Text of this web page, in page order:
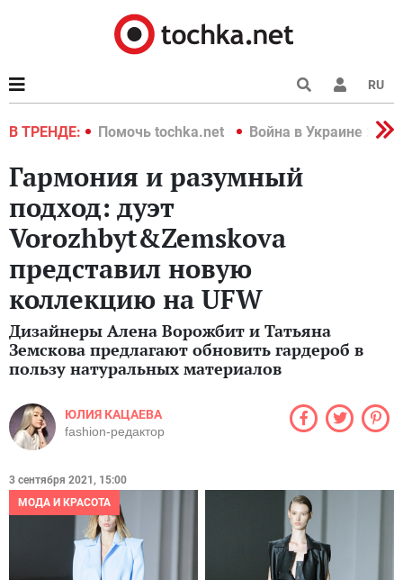
RU
В ТРЕНДЕ:
2022 Помочь tochka.net Война в Украине 2022
Гармония и разумный
подход: дуэт
Vorozhbyt&Zemskova
представил новую
коллекцию на UFW
Дизайнеры Алена Ворожбит и Татьяна
Земскова предлагают обновить гардероб в
пользу натуральных материалов
ЮЛИЯ КАЦАЕВА
fashion-редактор
3 сентября 2021, 15:00
МОДА И КРАСОТА